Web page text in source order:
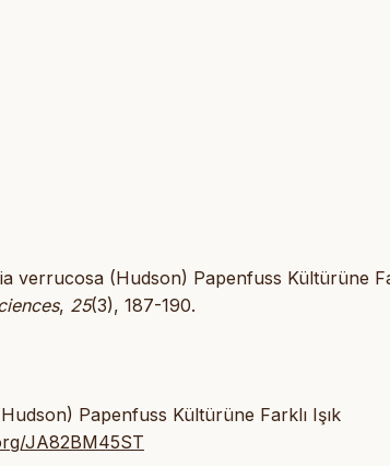
verrucosa (Hudson) Papenfuss Kültürüne
, 25(3), 187-190.
Papenfuss Kültürüne Farklı Işık
JA82BM45ST